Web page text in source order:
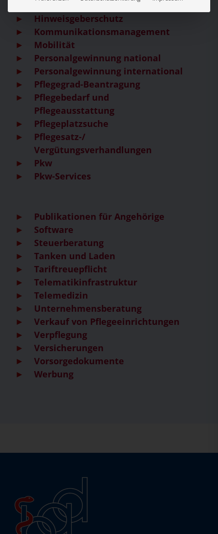
Hinweisgeberschutz
Kommunikationsmanagement
Mobilität
Personalgewinnung national
Personalgewinnung international
Pflegegrad-Beantragung
Pflegebedarf und
Pflegeausstattung
Pflegeplatzsuche
Pflegesatz-/
Vergütungsverhandlungen
Pkw
Pkw-Services
Publikationen für Angehörige
Software
Steuerberatung
Tanken und Laden
Tariftreuepflicht
Telematikinfrastruktur
Telemedizin
Unternehmensberatung
Verkauf von Pflegeeinrichtungen
Verpflegung
Versicherungen
Vorsorgedokumente
Werbung